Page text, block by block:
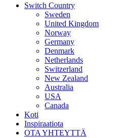
Close
Switch Country
Sweden
United Kingdom
Norway
Germany
Denmark
Netherlands
Switzerland
New Zealand
Australia
USA
Canada
Koti
Inspiraatiota
OTA YHTEYTTÄ